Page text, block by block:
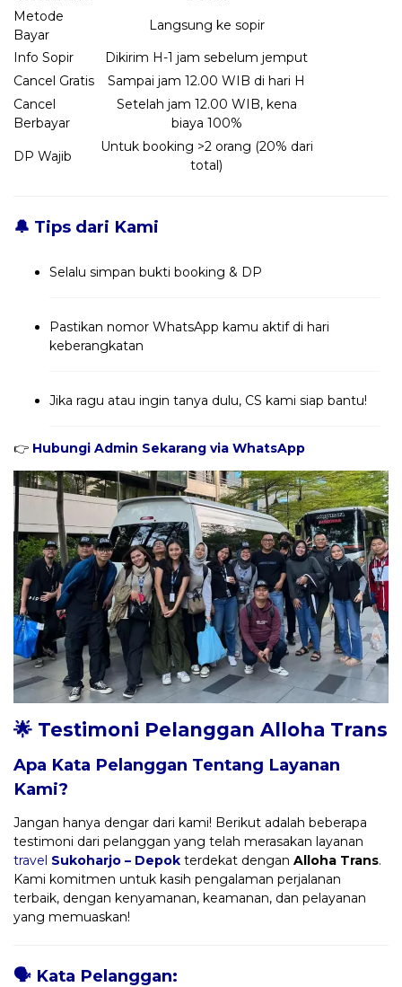
Metode
Bayar
Langsung ke sopir
Info Sopir
Dikirim H-1 jam sebelum jemput
Cancel Gratis
Sampai jam 12.00 WIB di hari H
Cancel
Berbayar
Setelah jam 12.00 WIB, kena
biaya 100%
DP Wajib
Untuk booking >2 orang (20% dari
total)
🔔 Tips dari Kami
Selalu simpan bukti booking & DP
Pastikan nomor WhatsApp kamu aktif di hari
keberangkatan
Jika ragu atau ingin tanya dulu, CS kami siap bantu!
👉 Hubungi Admin Sekarang via WhatsApp
🌟 Testimoni Pelanggan Alloha Trans
Apa Kata Pelanggan Tentang Layanan
Kami?
Jangan hanya dengar dari kami! Berikut adalah beberapa
testimoni dari pelanggan yang telah merasakan layanan
travel Sukoharjo – Depok terdekat dengan Alloha Trans.
Kami komitmen untuk kasih pengalaman perjalanan
terbaik, dengan kenyamanan, keamanan, dan pelayanan
yang memuaskan!
🗣️ Kata Pelanggan: